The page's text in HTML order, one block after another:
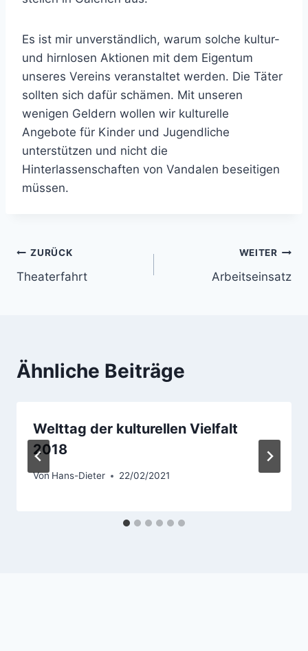
Es ist mir unverständlich, warum solche kultur-
und hirnlosen Aktionen mit dem Eigentum
unseres Vereins veranstaltet werden. Die Täter
sollten sich dafür schämen. Mit unseren
wenigen Geldern wollen wir kulturelle
Angebote für Kinder und Jugendliche
unterstützen und nicht die
Hinterlassenschaften von Vandalen beseitigen
müssen.
Beitragsnavigation
ZURÜCK
Theaterfahrt
WEITER
Arbeitseinsatz
Ähnliche Beiträge
Welttag der kulturellen Vielfalt
2018
Von Hans-Dieter 22/02/2021